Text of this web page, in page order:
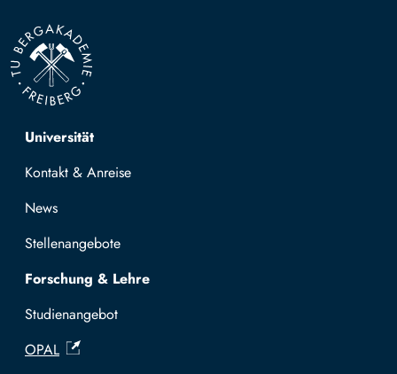
Top navigation
Universität
Kontakt & Anreise
News
Stellenangebote
Forschung & Lehre
Studienangebot
OPAL